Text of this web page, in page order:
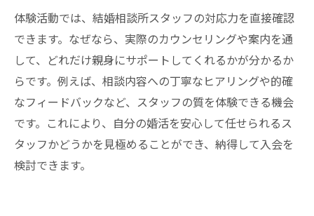
体験活動では、結婚相談所スタッフの対応力を直接確認
できます。なぜなら、実際のカウンセリングや案内を通
して、どれだけ親身にサポートしてくれるかが分かるか
らです。例えば、相談内容への丁寧なヒアリングや的確
なフィードバックなど、スタッフの質を体験できる機会
です。これにより、自分の婚活を安心して任せられるス
タッフかどうかを見極めることができ、納得して入会を
検討できます。